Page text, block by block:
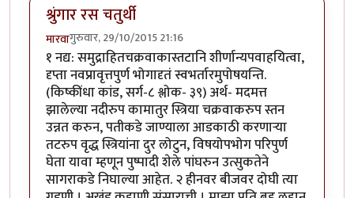
श्रुंगार रस चतुर्थी
मारवागुरुवार, 29/10/2015 21:16
१ नद्य: समुद्राहितचक्रवाकास्तटानि शीर्णान्यपवाहयित्वा,
दृप्ता नवप्रावृत्तपुर्ण भोगादृतं स्वभर्तारमुपोषयन्ति.
(किष्कींधा कांड, सर्ग-८ श्लोक- ३९) अर्थ- मदमत्त
झालेल्या नदीरुप कामातुर स्त्रिया चक्रवाकरुप स्तन
उन्नत करुन, पतीकडे जाण्याला आडकाठी करणा‍र्‍या
तटरुप वृद्ध स्त्रियांना दुर लोटुन, विषयोपभोग परिपुर्ण
घेता यावा म्हणून पुष्पादी शेले पांघरुन उत्सुकतेने
सागराकडे निघाल्या आहेत. २ हीनवर बीजवर दोघी त्या